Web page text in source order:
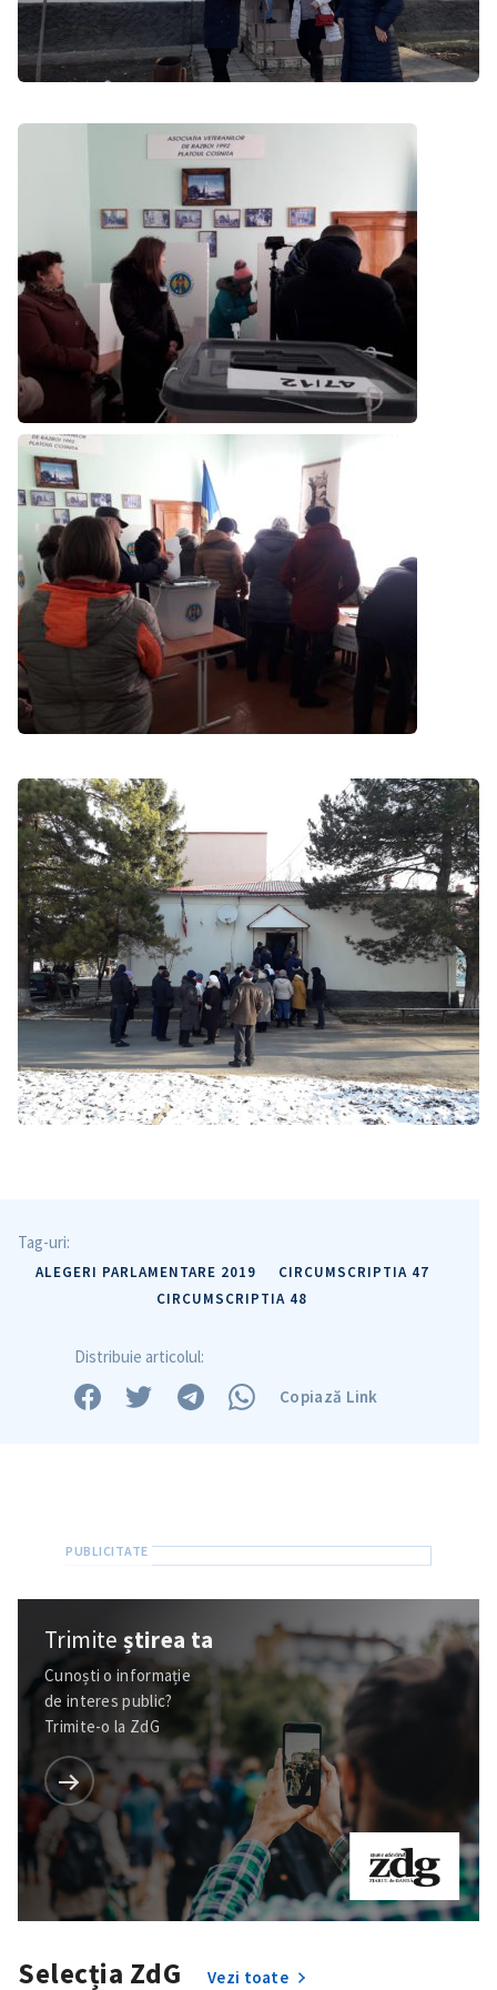
Trimite o informație
Despre ZdG
in English
на русском
Tag-uri:
ALEGERI PARLAMENTARE 2019
CIRCUMSCRIPTIA 47
CIRCUMSCRIPTIA 48
Distribuie articolul:
Copiază Link
Trimiteștirea ta
Cunoști o informație
de interes public?
Trimite-o la ZdG
Selecția ZdG Vezi toate
ȘTIREA MEA
Titlu știre+ Adaugă titlu
Fotografie
+ Încarcă imagine